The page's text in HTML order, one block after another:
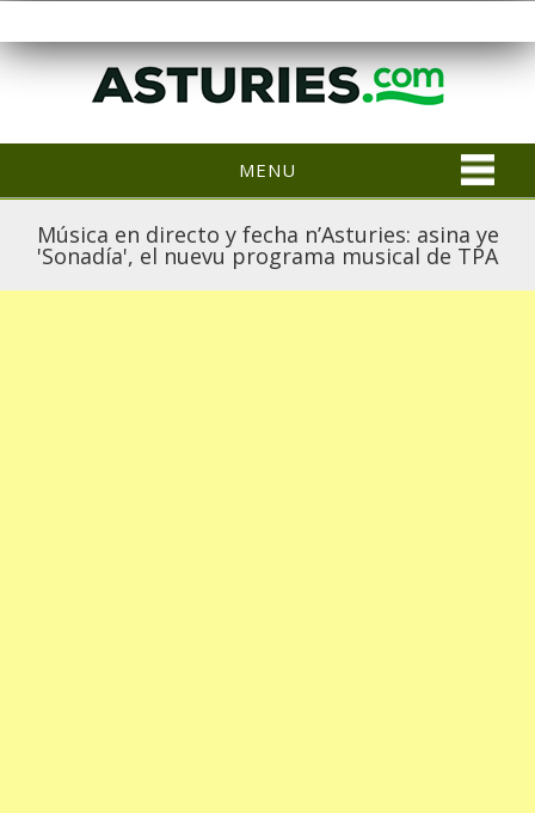
MENU
Música en directo y fecha n’Asturies: asina ye
'Sonadía', el nuevu programa musical de TPA